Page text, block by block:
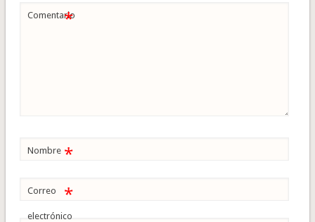
Comentario
*
Nombre *
Correo
electrónico
*